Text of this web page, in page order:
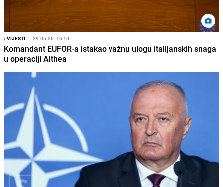
/VIJESTI I 29.05.26. 16:10
Komandant EUFOR-a istakao važnu ulogu italijanskih snaga
u operaciji Althea